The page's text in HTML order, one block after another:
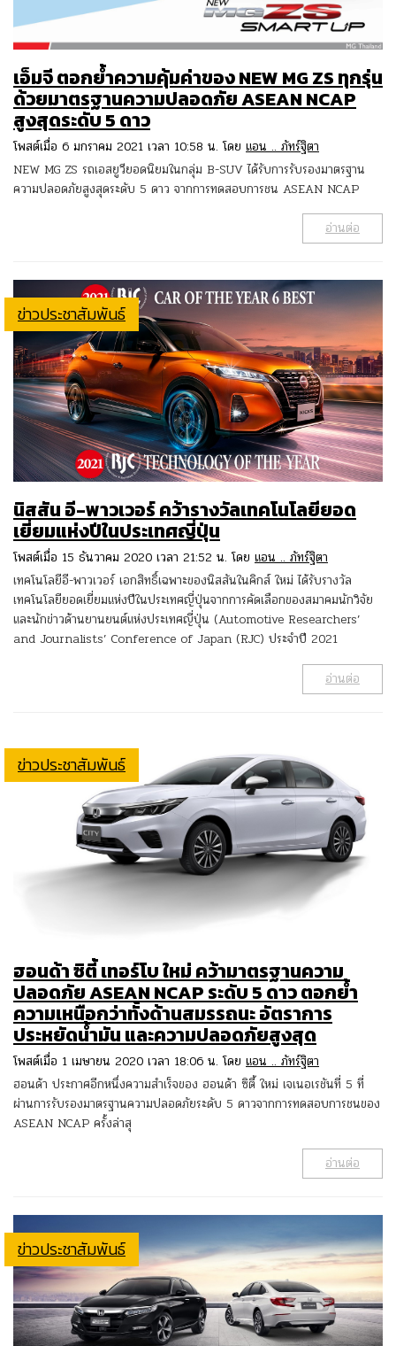
เอ็มจี ตอกย้ำความคุ้มค่าของ NEW MG ZS ทุกรุ่น
ด้วยมาตรฐานความปลอดภัย ASEAN NCAP
สูงสุดระดับ 5 ดาว
โพสต์เมื่อ 6 มกราคม 2021 เวลา 10:58 น. โดย แอน .. ภัทร์ฐิตา
NEW MG ZS รถเอสยูวียอดนิยมในกลุ่ม B-SUV ได้รับการรับรองมาตรฐาน
ความปลอดภัยสูงสุดระดับ 5 ดาว จากการทดสอบการชน ASEAN NCAP
อ่านต่อ
ข่าวประชาสัมพันธ์
นิสสัน อี-พาวเวอร์ คว้ารางวัลเทคโนโลยียอด
เยี่ยมแห่งปีในประเทศญี่ปุ่น
โพสต์เมื่อ 15 ธันวาคม 2020 เวลา 21:52 น. โดย แอน .. ภัทร์ฐิตา
เทคโนโลยีอี-พาวเวอร์ เอกสิทธิ์เฉพาะของนิสสันในคิกส์ ใหม่ ได้รับรางวัล
เทคโนโลยียอดเยี่ยมแห่งปีในประเทศญี่ปุ่นจากการคัดเลือกของสมาคมนักวิจัย
และนักข่าวด้านยานยนต์แห่งประเทศญี่ปุ่น (Automotive Researchers’
and Journalists’ Conference of Japan (RJC) ประจำปี 2021
อ่านต่อ
ข่าวประชาสัมพันธ์
ฮอนด้า ซิตี้ เทอร์โบ ใหม่ คว้ามาตรฐานความ
ปลอดภัย ASEAN NCAP ระดับ 5 ดาว ตอกย้ำ
ความเหนือกว่าทั้งด้านสมรรถนะ อัตราการ
ประหยัดน้ำมัน และความปลอดภัยสูงสุด
โพสต์เมื่อ 1 เมษายน 2020 เวลา 18:06 น. โดย แอน .. ภัทร์ฐิตา
ฮอนด้า ประกาศอีกหนึ่งความสำเร็จของ ฮอนด้า ซิตี้ ใหม่ เจเนอเรชันที่ 5 ที่
ผ่านการรับรองมาตรฐานความปลอดภัยระดับ 5 ดาวจากการทดสอบการชนของ
ASEAN NCAP ครั้งล่าสุ
อ่านต่อ
ข่าวประชาสัมพันธ์